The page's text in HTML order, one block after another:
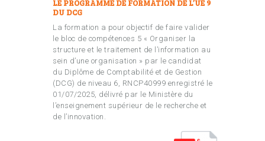
LE PROGRAMME DE FORMATION DE L’UE 9
DU DCG
La formation a pour objectif de faire valider
le bloc de compétences 5 « Organiser la
structure et le traitement de l’information au
sein d’une organisation » par le candidat
du Diplôme de Comptabilité et de Gestion
(DCG) de niveau 6, RNCP40999 enregistré le
01/07/2025, délivré par le Ministère du
l’enseignement supérieur de le recherche et
de l’innovation.